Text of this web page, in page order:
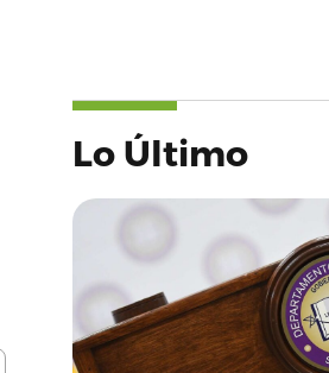
Lo Último